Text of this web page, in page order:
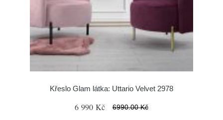
Křeslo Glam látka: Uttario Velvet 2978
6 990 Kč 6990.00 Kč